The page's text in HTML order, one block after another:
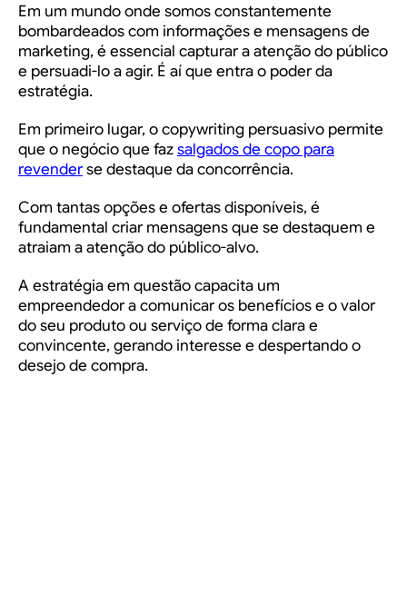
Em um mundo onde somos constantemente
bombardeados com informações e mensagens de
marketing, é essencial capturar a atenção do público
e persuadi-lo a agir. É aí que entra o poder da
estratégia.
Em primeiro lugar, o copywriting persuasivo permite
que o negócio que fazsalgados de copo para
revenderse destaque da concorrência.
Com tantas opções e ofertas disponíveis, é
fundamental criar mensagens que se destaquem e
atraiam a atenção do público-alvo.
A estratégia em questão capacita um
empreendedor a comunicar os benefícios e o valor
do seu produto ou serviço de forma clara e
convincente, gerando interesse e despertando o
desejo de compra.